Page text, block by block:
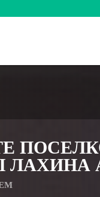
ЛАХИН И
СКАЗ О